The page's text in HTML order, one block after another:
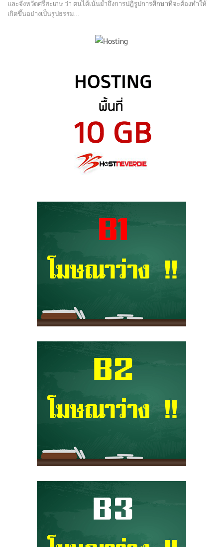
และจังหวัดศรีสะเกษ ว่า ตนได้เน้นย้ำถึงการปฎิรูปการศึกษาที่จะต้องทำให้
เกิดขึ้นอย่างเป็นรูปธรรม…